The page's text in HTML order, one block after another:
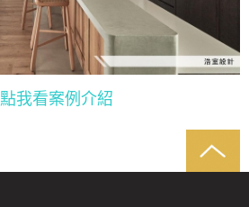
點我看案例介紹